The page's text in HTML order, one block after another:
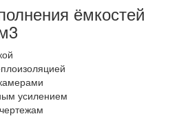
ёмкостей
усилением